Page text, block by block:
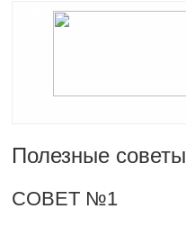
Полезные советы
СОВЕТ №1